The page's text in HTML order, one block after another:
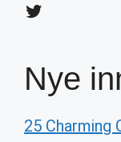
Twitter
Nye
25